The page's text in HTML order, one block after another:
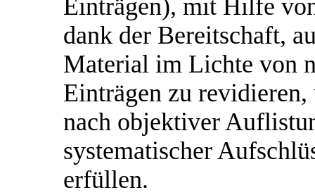
Einträgen), mit Hilfe
dank der Bereitschaft,
Material im Lichte von
Einträgen zu
nach objektiver
systematischer
erfüllen.